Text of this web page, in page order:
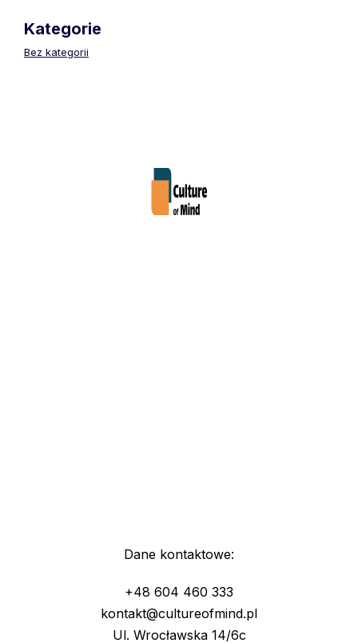
Kategorie
Bez kategorii
Dane kontaktowe:
+48 604 460 333
kontakt@cultureofmind.pl
Ul. Wrocławska 14/6c